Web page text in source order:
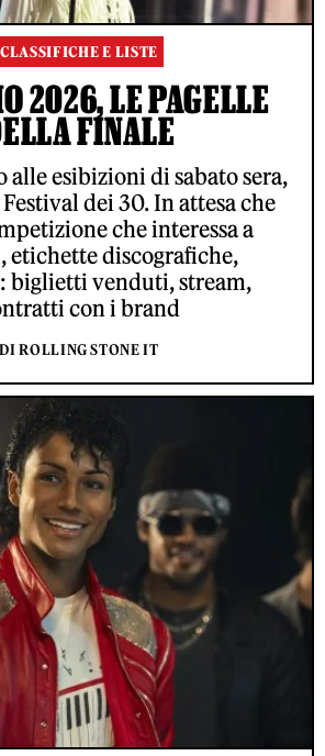
CLASSIFICHE E LISTE
2026, LE PAGELLE
FINALE
alle esibizioni di sabato sera,
dei 30. In attesa che
che interessa a
etichette discografiche,
biglietti venduti, stream,
con i brand
DI ROLLING STONE IT